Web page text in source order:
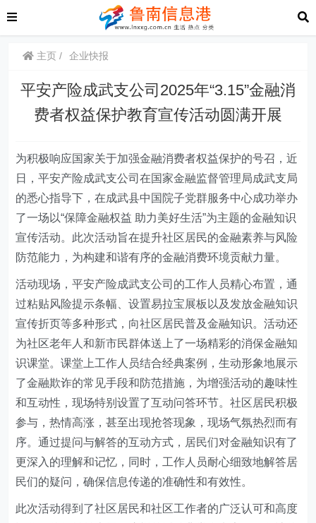
主页 企业快报
平安产险成武支公司2025年“3.15”金融消
费者权益保护教育宣传活动圆满开展
为积极响应国家关于加强金融消费者权益保护的号召，近
日，平安产险成武支公司在国家金融监督管理局成武支局
的悉心指导下，在成武县中国院子党群服务中心成功举办
了一场以“保障金融权益 助力美好生活”为主题的金融知识
宣传活动。此次活动旨在提升社区居民的金融素养与风险
防范能力，为构建和谐有序的金融消费环境贡献力量。
活动现场，平安产险成武支公司的工作人员精心布置，通
过粘贴风险提示条幅、设置易拉宝展板以及发放金融知识
宣传折页等多种形式，向社区居民普及金融知识。活动还
为社区老年人和新市民群体送上了一场精彩的消保金融知
识课堂。课堂上工作人员结合经典案例，生动形象地展示
了金融欺诈的常见手段和防范措施，为增强活动的趣味性
和互动性，现场特别设置了互动问答环节。社区居民积极
参与，热情高涨，甚至出现抢答现象，现场气氛热烈而有
序。通过提问与解答的互动方式，居民们对金融知识有了
更深入的理解和记忆，同时，工作人员耐心细致地解答居
民们的疑问，确保信息传递的准确性和有效性。
此次活动得到了社区居民和社区工作者的广泛认可和高度